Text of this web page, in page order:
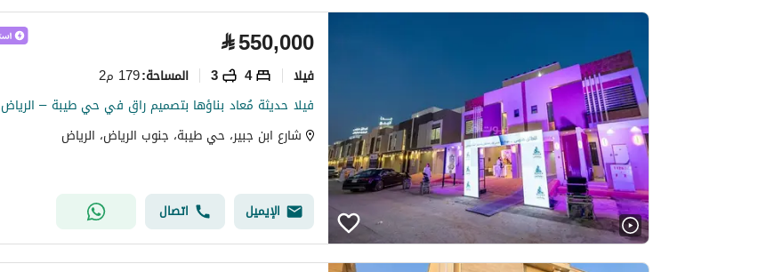
⃁550,000
فیلا 4
3 المساحة:179 م2
فيلا حديثة مُعاد بناؤها بتصميم راقٍ في حي طيبة – الرياض
شارع ابن جبير، حي طيبة، جنوب الرياض، الرياض
الإيميل اتصال